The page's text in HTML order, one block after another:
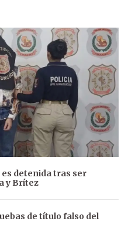
detenida tras ser
y Brítez
de título falso del